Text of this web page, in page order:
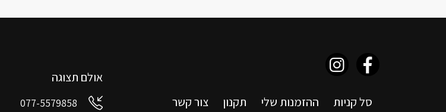
סל קניות ההזמנות שלי תקנון צור קשר
אולם תצוגה
077-5579858